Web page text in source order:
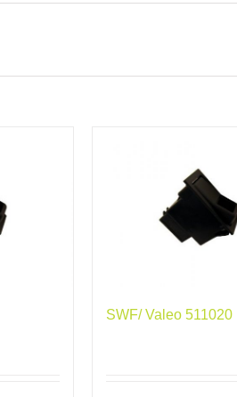
SWF/ Valeo 511020